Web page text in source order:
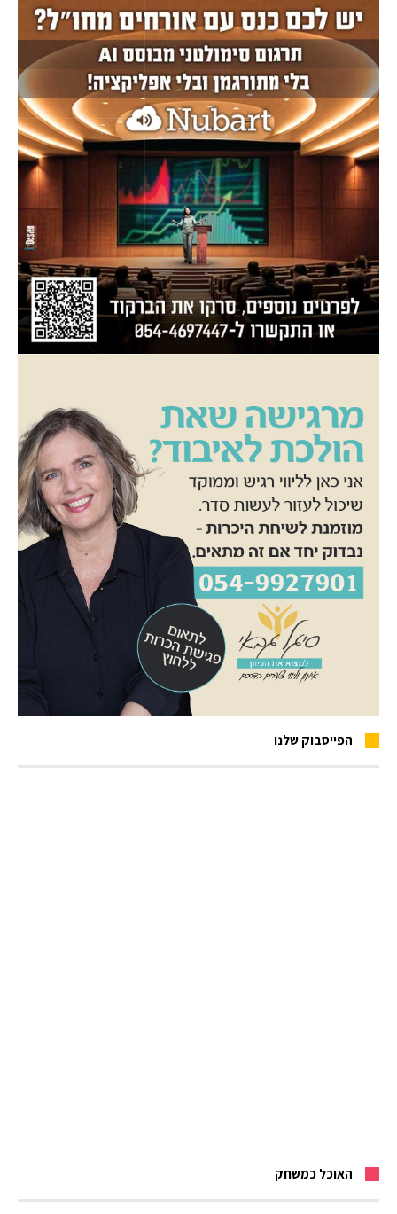
הפייסבוק שלנו
האוכל כמשחק